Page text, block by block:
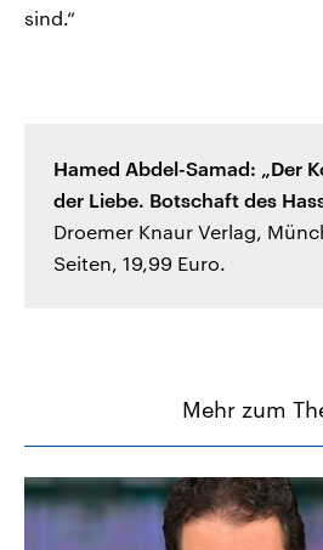
sind.“
Hamed Abdel-Samad: „Der
der Liebe. Botschaft des
Droemer Knaur Verlag,
Seiten, 19,99 Euro.
Mehr zum